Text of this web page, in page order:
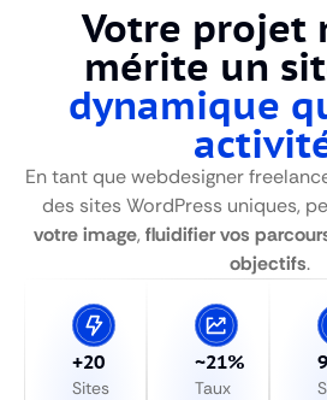
Votre projet
mérite un
dynamique
En tant que webdesigner
des sites WordPress uniques,
votre image, fluidifier vos
objectifs.
+20
Sites
~21%
Taux